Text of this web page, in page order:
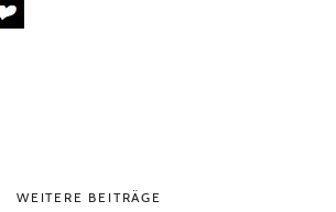
WEITERE BEITRÄGE